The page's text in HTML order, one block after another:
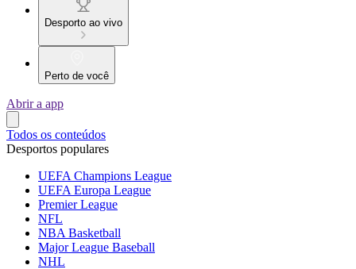
Desporto ao vivo
Perto de você
Abrir a app
Todos os conteúdos
Desportos populares
UEFA Champions League
UEFA Europa League
Premier League
NFL
NBA Basketball
Major League Baseball
NHL